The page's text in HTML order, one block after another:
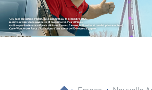
Décembre
2026
Locations